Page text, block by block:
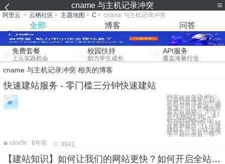
cname 与主机记录冲突
阿里云 > 云栖社区 > 主题地图 > C > cname 与主机记录冲突
全部 博客 问答
免费套餐
上云实践机会
校园扶持
助力学生成长
API服务
覆盖海量行业
cname 与主机记录冲突 相关的博客
快速建站服务 - 零门槛三分钟快速建站
阿里云云市场-精心
打造明星建站产品
面对日益增多的创业
公司与中小企业，拥
有属于自己官网的需
求十分迫切。 本次
教程使用商品： 【1
元/天建站】PC+手
机+微信网站建设，
百套精美样式，可视
化简单操作 【1元/天
建站】是中小企业建
站首选。后台功能强
大，操作简单，完
clov5r
8年前 3041
【建站知识】如何让我们的网站更快？如何开启全站阿里域名加速？